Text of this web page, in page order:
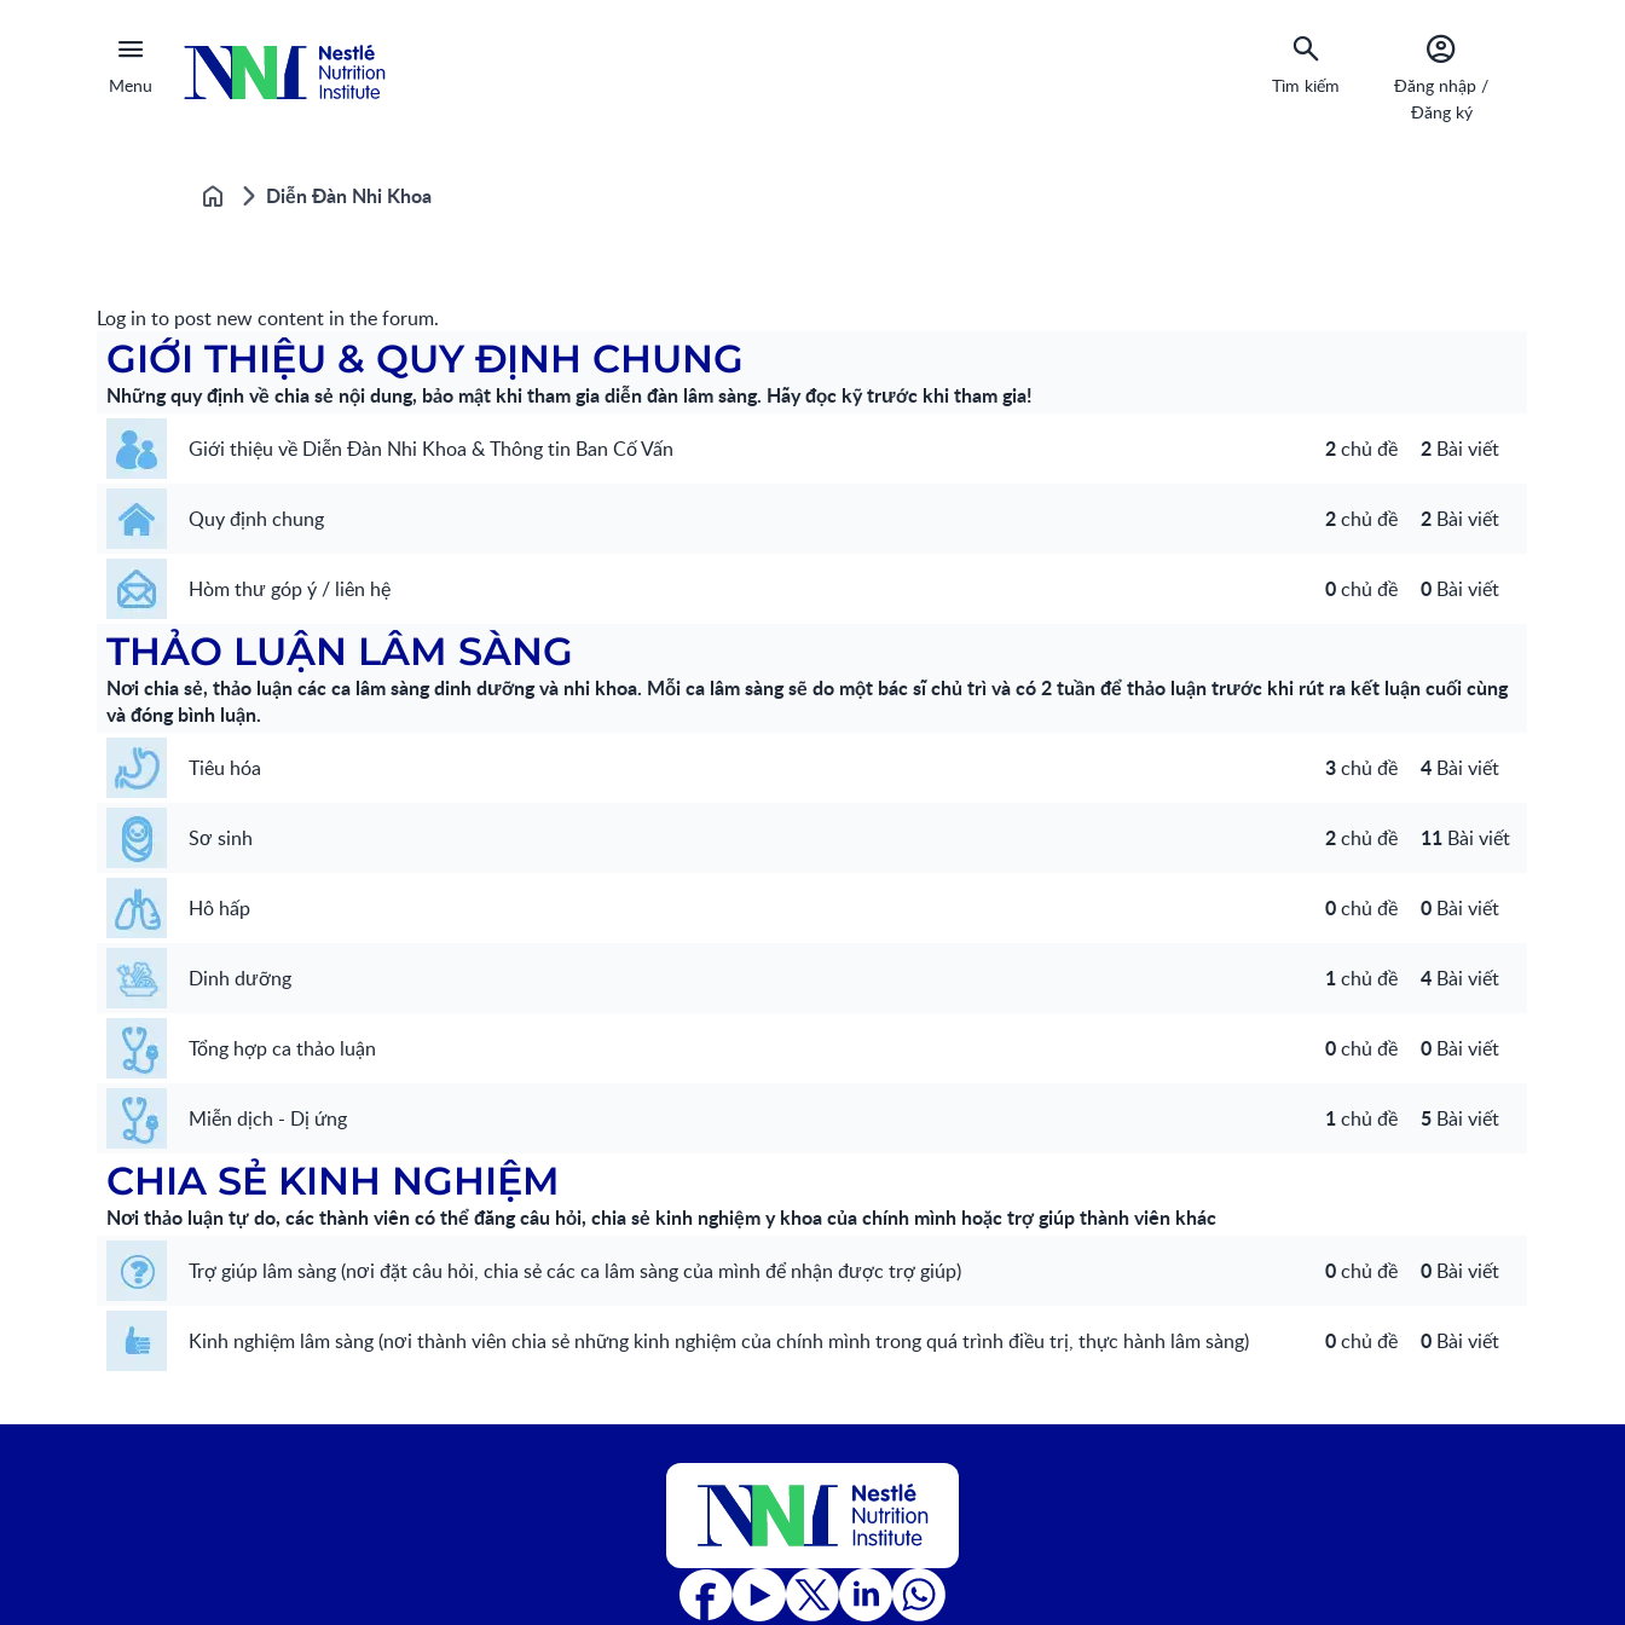
Menu Tìm kiếm
Đăng nhập /
Đăng ký
Trang chủDiễn Đàn Nhi Khoa
Log in to post new content in the forum.
GIỚI THIỆU & QUY ĐỊNH CHUNG
Những quy định về chia sẻ nội dung, bảo mật khi tham gia diễn đàn lâm sàng. Hãy đọc kỹ trước khi tham gia!
Giới thiệu về Diễn Đàn Nhi Khoa & Thông tin Ban Cố Vấn 2chủ đề 2 Bài viết
Quy định chung 2chủ đề 2 Bài viết
Hòm thư góp ý / liên hệ 0chủ đề 0 Bài viết
THẢO LUẬN LÂM SÀNG
Nơi chia sẻ, thảo luận các ca lâm sàng dinh dưỡng và nhi khoa. Mỗi ca lâm sàng sẽ do một bác sĩ chủ trì và có 2 tuần để thảo luận trước khi rút ra kết luận cuối cùng
và đóng bình luận.
Tiêu hóa 3chủ đề 4 Bài viết
Sơ sinh 2chủ đề 11 Bài viết
Hô hấp 0chủ đề 0 Bài viết
Dinh dưỡng 1chủ đề 4 Bài viết
Tổng hợp ca thảo luận 0chủ đề 0 Bài viết
Miễn dịch - Dị ứng 1chủ đề 5 Bài viết
CHIA SẺ KINH NGHIỆM
Nơi thảo luận tự do, các thành viên có thể đăng câu hỏi, chia sẻ kinh nghiệm y khoa của chính mình hoặc trợ giúp thành viên khác
Trợ giúp lâm sàng (nơi đặt câu hỏi, chia sẻ các ca lâm sàng của mình để nhận được trợ giúp) 0chủ đề 0 Bài viết
Kinh nghiệm lâm sàng (nơi thành viên chia sẻ những kinh nghiệm của chính mình trong quá trình điều trị, thực hành lâm sàng) 0chủ đề 0 Bài viết